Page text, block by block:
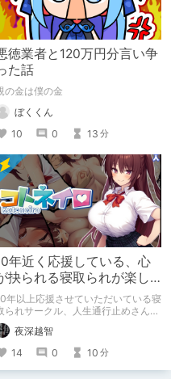
徳業者と120万円分言い争
た話
の金は僕の金
ぼくくん
10
0 13 分
年近く応援している、心
抉られる寝取られが楽し
るサークル
年以上応援させていただいている寝
られサークル、人生通行止めさんの
作がとても良かったので、新作を中
に、このサークルのゲームを紹介し
くて、記事を書かせていただく。
キミノオモイからずっと好きな熱心な
ァンとしての記事にどうか、お付き
夜深越智
14
0 10 分